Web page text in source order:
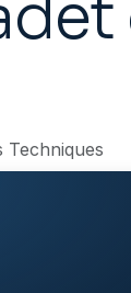
Techniques